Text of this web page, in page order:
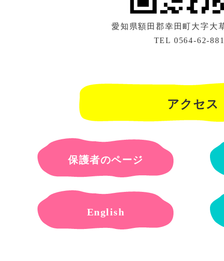
愛知県額田郡幸田町大字大
TEL 0564-62-
アクセス
保護者のページ
English